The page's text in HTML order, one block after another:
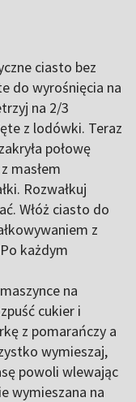
ciasto bez
do wyrośnięcia na
na 2/3
z lodówki. Teraz
połowę
masłem
Rozwałkuj
Włóż ciasto do
z
każdym
na
cukier i
z pomarańczy a
wymieszaj,
powoli wlewając
wymieszana na